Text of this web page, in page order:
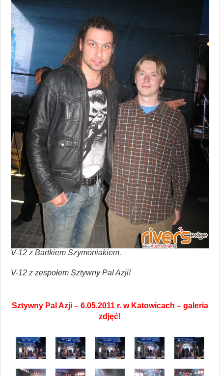
V-12 z Bartkiem Szymoniakiem.
V-12 z zespołem Sztywny Pal Azji!
Sztywny Pal Azji – 6.05.2011 r. w Katowicach – galeria
zdjęć!